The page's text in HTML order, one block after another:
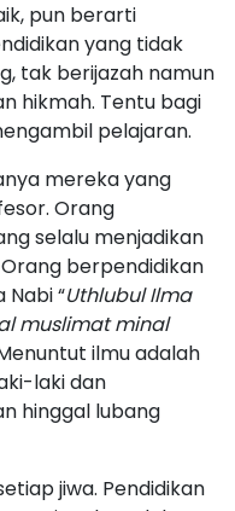
pun berarti
yang tidak
tak berijazah namun
hikmah. Tentu bagi
pelajaran.
mereka yang
Orang
selalu menjadikan
berpendidikan
“Uthlubul Ilma
muslimat minal
ilmu adalah
laki dan
hinggal lubang
jiwa. Pendidikan